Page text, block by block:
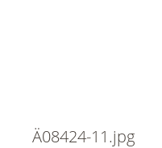
Ä08424-11.jpg